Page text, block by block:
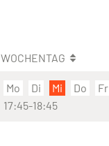
WOCHENTAG
Mo Di Mi Do Fr
17:45-18:45